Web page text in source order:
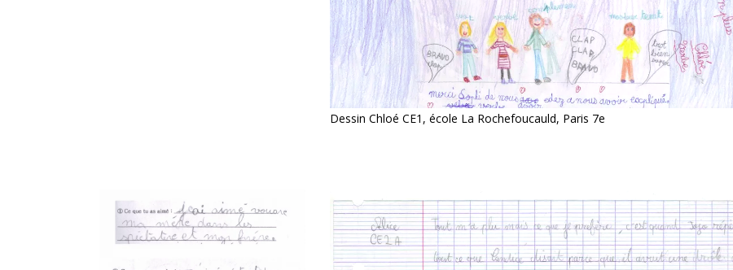
Dessin Chloé CE1, école La Rochefoucauld, Paris 7e